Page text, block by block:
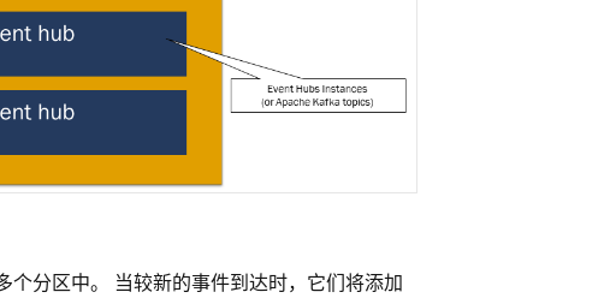
分区中。 当较新的事件到达时，它们将添加